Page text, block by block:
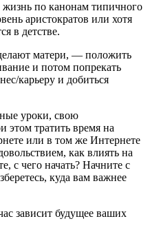
по канонам типичного
аристократов или хотя
в детстве.
матери, — положить
и потом попрекать
карьеру и добиться
уроки, свою
этом тратить время на
или в том же Интернете
как влиять на
с чего начать? Начните с
куда вам важнее
зависит будущее ваших